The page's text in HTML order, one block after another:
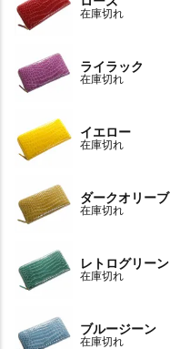
在庫切れ
ライラック
在庫切れ
イエロー
在庫切れ
ダークオリーブ
在庫切れ
レトログリーン
在庫切れ
ブルージーン
在庫切れ